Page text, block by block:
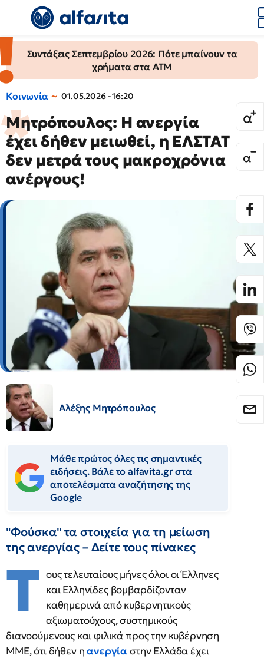
Συντάξεις Σεπτεμβρίου 2026: Πότε μπαίνουν τα
χρήματα στα ΑΤΜ
Κοινωνία 01.05.2026 - 16:20
Μητρόπουλος: Η ανεργία
έχει δήθεν μειωθεί, η ΕΛΣΤΑΤ
δεν μετρά τους μακροχρόνια
ανέργους!
Αλέξης Μητρόπουλος
Μάθε πρώτος όλες τις σημαντικές
ειδήσεις. Βάλε το alfavita.gr στα
αποτελέσματα αναζήτησης της
Google
"Φούσκα" τα στοιχεία για τη μείωση
της ανεργίας – Δείτε τους πίνακες
Τ ους τελευταίους μήνες όλοι οι Έλληνες
και Ελληνίδες βομβαρδίζονταν
καθημερινά από κυβερνητικούς
αξιωματούχους, συστημικούς
διανοούμενους και φιλικά προς την κυβέρνηση
ΜΜΕ, ότι δήθεν ηανεργίαστην Ελλάδα έχει